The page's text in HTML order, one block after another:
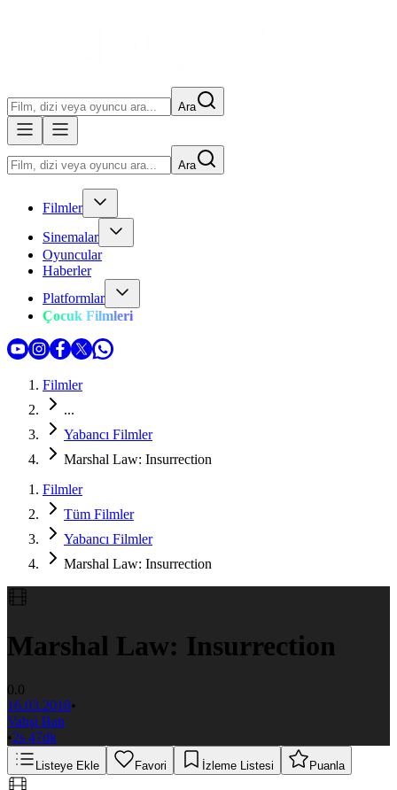
Ara
Ara
Filmler
Sinemalar
Oyuncular
Haberler
Platformlar
Çocuk Filmleri
Filmler
...
Yabancı Filmler
Marshal Law: Insurrection
Filmler
Tüm Filmler
Yabancı Filmler
Marshal Law: Insurrection
Marshal Law: Insurrection
0.0
16.03.2018•
Vahşi Batı
•2s 47dk
Listeye Ekle Favori İzleme Listesi Puanla